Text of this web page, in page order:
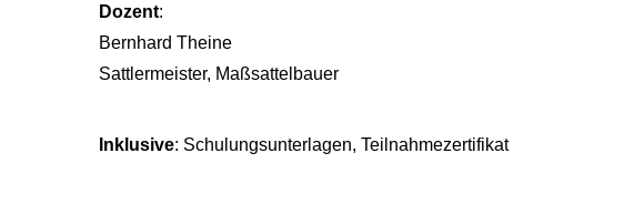
Dozent:
Bernhard Theine
Sattlermeister, Maßsattelbauer
Inklusive: Schulungsunterlagen, Teilnahmezertifikat